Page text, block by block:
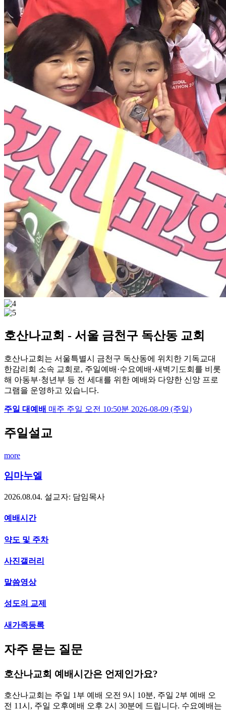
호산나교회 - 서울 금천구 독산동 교회
호산나교회는 서울특별시 금천구 독산동에 위치한 기독교대
한감리회 소속 교회로, 주일예배·수요예배·새벽기도회를 비롯
해 아동부·청년부 등 전 세대를 위한 예배와 다양한 신앙 프로
그램을 운영하고 있습니다.
주일 대예배 매주 주일 오전 10:50분 2026-08-09 (주일)
주일설교
more
임마누엘
2026.08.04. 설교자: 담임목사
예배시간
약도 및 주차
사진갤러리
말씀영상
성도의 교제
새가족등록
자주 묻는 질문
호산나교회 예배시간은 언제인가요?
호산나교회는 주일 1부 예배 오전 9시 10분, 주일 2부 예배 오
전 11시, 주일 오후예배 오후 2시 30분에 드립니다. 수요예배는